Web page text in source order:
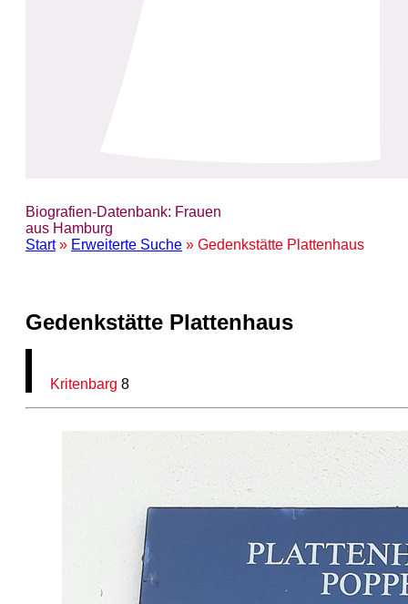
Biografien-Datenbank: Frauen
aus Hamburg
Start» Erweiterte Suche » Gedenkstätte Plattenhaus
Gedenkstätte Plattenhaus
Kritenbarg 8